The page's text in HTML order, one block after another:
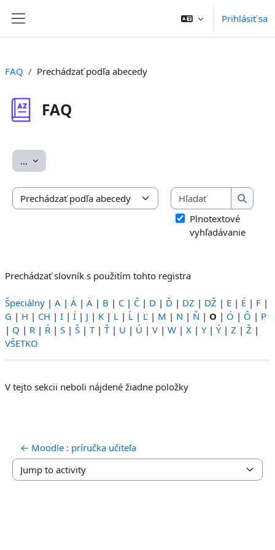
Prihlásiť sa
FAQ Prechádzať podľa abecedy
FAQ
... Exportovať položky
Prechádzať slovník s použitím tohto registra
Hľadať
Hľadať
Plnotextové
vyhľadávanie
Prechádzať slovník s použitím tohto registra
Špeciálny | A | Á | Ä | B | C | Č | D | Ď | DZ | DŽ | E | É | F |
G | H | CH | I | Í | J | K | L | Ĺ | Ľ | M | N | Ň | O | Ó | Ô | P
| Q | R | Ŕ | S | Š | T| Ť| U | Ú | V | W | X | Y| Ý| Z | Ž |
VŠETKO
V tejto sekcii neboli nájdené žiadne položky
← Moodle : príručka učiteľa
Jump to activity